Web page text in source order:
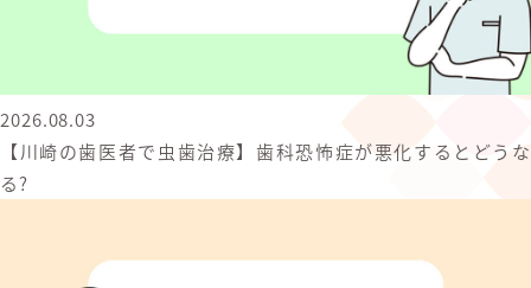
2026.08.03
【川崎の歯医者で虫歯治療】歯科恐怖症が悪化するとどうな
る?